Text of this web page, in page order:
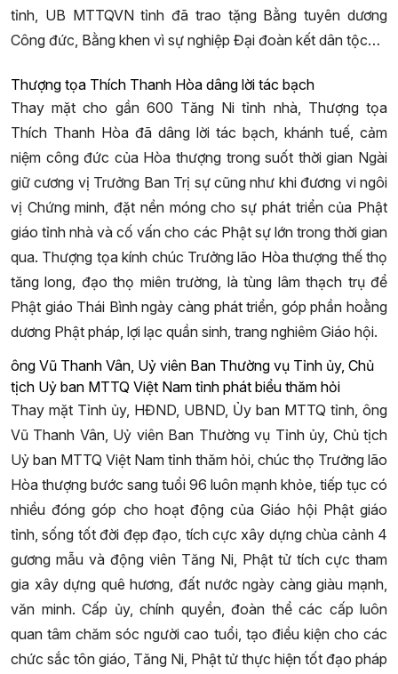
tỉnh, UB MTTQVN tỉnh đã trao tặng Bằng tuyên dương
Công đức, Bằng khen vì sự nghiệp Đại đoàn kết dân tộc…
Thượng tọa Thích Thanh Hòa dâng lời tác bạch
Thay mặt cho gần 600 Tăng Ni tỉnh nhà, Thượng tọa
Thích Thanh Hòa đã dâng lời tác bạch, khánh tuế, cảm
niệm công đức của Hòa thượng trong suốt thời gian Ngài
giữ cương vị Trưởng Ban Trị sự cũng như khi đương vi ngôi
vị Chứng minh, đặt nền móng cho sự phát triển của Phật
giáo tỉnh nhà và cố vấn cho các Phật sự lớn trong thời gian
qua. Thượng tọa kính chúc Trưởng lão Hòa thượng thế thọ
tăng long, đạo thọ miên trường, là tùng lâm thạch trụ để
Phật giáo Thái Bình ngày càng phát triển, góp phần hoằng
dương Phật pháp, lợi lạc quần sinh, trang nghiêm Giáo hội.
ông Vũ Thanh Vân, Uỷ viên Ban Thường vụ Tỉnh ủy, Chủ
tịch Uỷ ban MTTQ Việt Nam tỉnh phát biểu thăm hỏi
Thay mặt Tỉnh ủy, HĐND, UBND, Ủy ban MTTQ tỉnh, ông
Vũ Thanh Vân, Uỷ viên Ban Thường vụ Tỉnh ủy, Chủ tịch
Uỷ ban MTTQ Việt Nam tỉnh thăm hỏi, chúc thọ Trưởng lão
Hòa thượng bước sang tuổi 96 luôn mạnh khỏe, tiếp tục có
nhiều đóng góp cho hoạt động của Giáo hội Phật giáo
tỉnh, sống tốt đời đẹp đạo, tích cực xây dựng chùa cảnh 4
gương mẫu và động viên Tăng Ni, Phật tử tích cực tham
gia xây dựng quê hương, đất nước ngày càng giàu mạnh,
văn minh. Cấp ủy, chính quyền, đoàn thể các cấp luôn
quan tâm chăm sóc người cao tuổi, tạo điều kiện cho các
chức sắc tôn giáo, Tăng Ni, Phật tử thực hiện tốt đạo pháp